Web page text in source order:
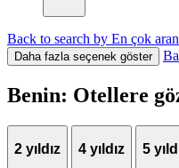
Back to search by En çok
Daha fazla seçenek göster
Benin: Otellere
2 yıldız 4 yıldız 5